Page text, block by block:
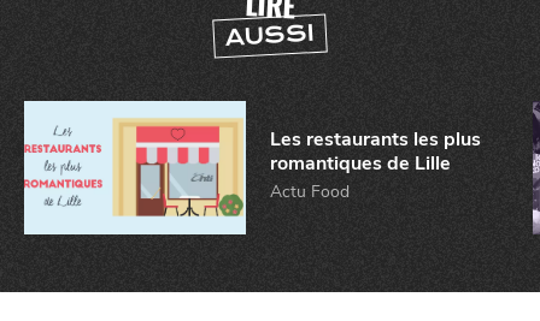
AUSSI
Les restaurants les plus
romantiques de Lille
Actu Food
BONS PLANS ET ADRESSES
À LILLE
DEPUIS
1973